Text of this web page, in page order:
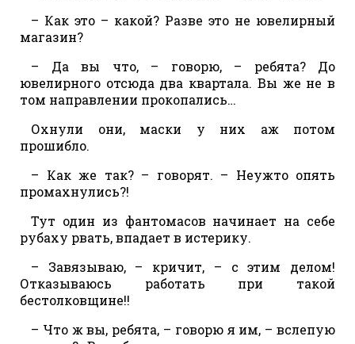
– Как это – какой? Разве это не ювелирный
магазин?
– Да вы что, – говорю, – ребята? До
ювелирного отсюда два квартала. Вы же не в
том направлении прокопались…
Охнули они, маски у них аж потом
прошибло.
– Как же так? – говорят. – Неужто опять
промахнулись?!
Тут один из фантомасов начинает на себе
рубаху рвать, впадает в истерику.
– Завязываю, – кричит, – с этим делом!
Отказываюсь работать при такой
бестолковщине!!
– Что ж вы, ребята, – говорю я им, – вслепую